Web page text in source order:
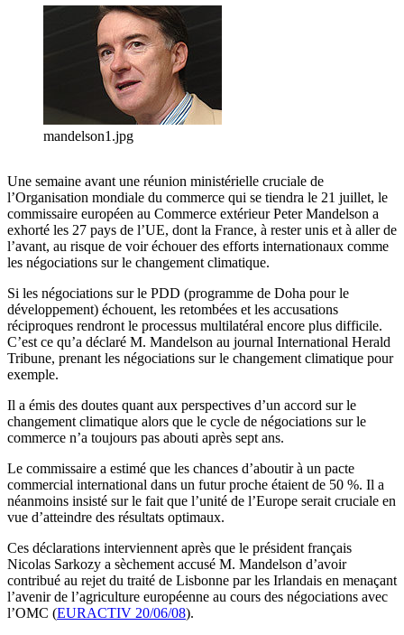
mandelson1.jpg
Une semaine avant une réunion ministérielle cruciale de
l’Organisation mondiale du commerce qui se tiendra le 21 juillet, le
commissaire européen au Commerce extérieur Peter Mandelson a
exhorté les 27 pays de l’UE, dont la France, à rester unis et à aller de
l’avant, au risque de voir échouer des efforts internationaux comme
les négociations sur le changement climatique.
Si les négociations sur le PDD (programme de Doha pour le
développement) échouent, les retombées et les accusations
réciproques rendront le processus multilatéral encore plus difficile.
C’est ce qu’a déclaré M. Mandelson au journal International Herald
Tribune, prenant les négociations sur le changement climatique pour
exemple.
Il a émis des doutes quant aux perspectives d’un accord sur le
changement climatique alors que le cycle de négociations sur le
commerce n’a toujours pas abouti après sept ans.
Le commissaire a estimé que les chances d’aboutir à un pacte
commercial international dans un futur proche étaient de 50 %. Il a
néanmoins insisté sur le fait que l’unité de l’Europe serait cruciale en
vue d’atteindre des résultats optimaux.
Ces déclarations interviennent après que le président français
Nicolas Sarkozy a sèchement accusé M. Mandelson d’avoir
contribué au rejet du traité de Lisbonne par les Irlandais en menaçant
l’avenir de l’agriculture européenne au cours des négociations avec
l’OMC (EURACTIV 20/06/08).